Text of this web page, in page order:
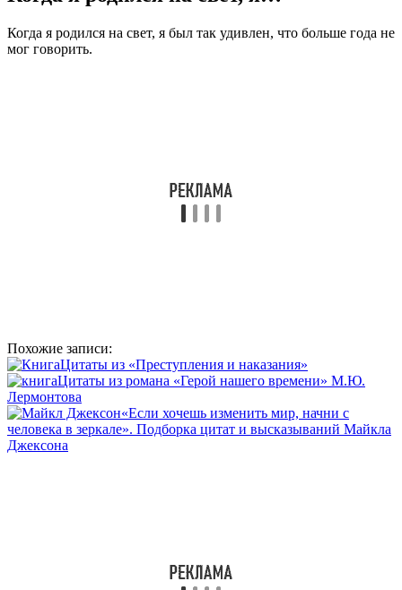
Когда я родился на свет, я был так удивлен, что больше года не
мог говорить.
Похожие записи:
Цитаты из «Преступления и наказания»
Цитаты из романа «Герой нашего времени» М.Ю.
Лермонтова
«Если хочешь изменить мир, начни с
человека в зеркале». Подборка цитат и высказываний Майкла
Джексона